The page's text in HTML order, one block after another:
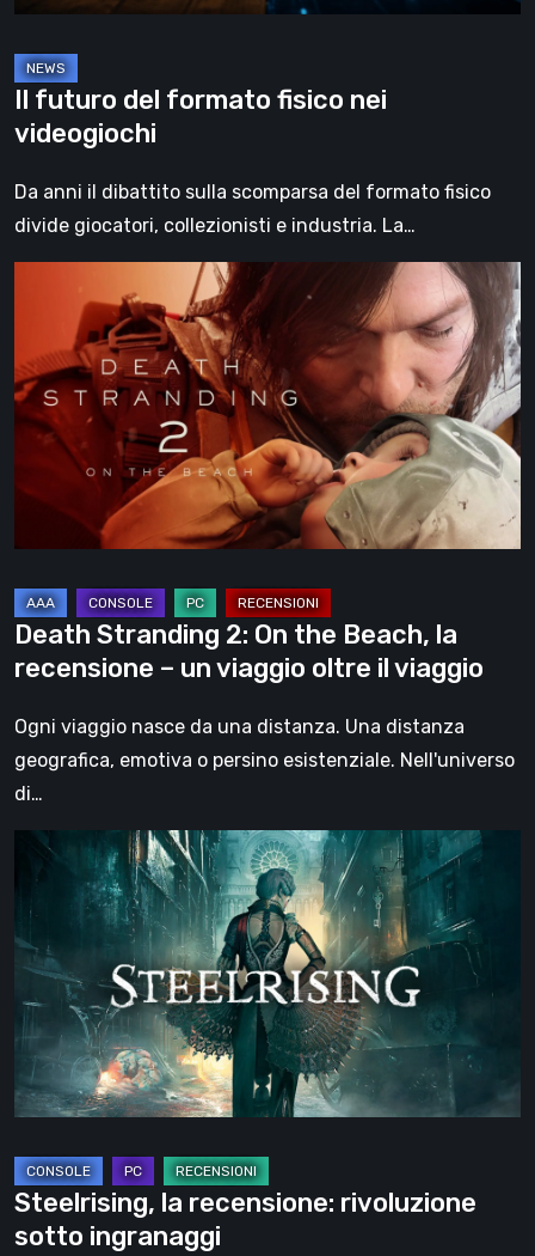
Il futuro del formato fisico nei
videogiochi
Da anni il dibattito sulla scomparsa del formato fisico
divide giocatori, collezionisti e industria. La…
Stranding
On
the
Beach,
recensione
–
viaggio
oltre
il
Death Stranding 2: On the Beach, la
recensione – un viaggio oltre il viaggio
Ogni viaggio nasce da una distanza. Una distanza
geografica, emotiva o persino esistenziale. Nell'universo
di…
Steelrising,
recensione:
rivoluzione
sotto
ingranaggi
Steelrising, la recensione: rivoluzione
sotto ingranaggi